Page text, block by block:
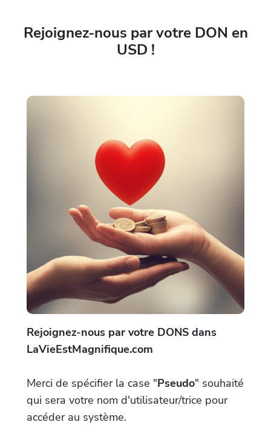
Rejoignez-nous par votre DON en
USD !
Rejoignez-nous par votre DONS dans
LaVieEstMagnifique.com
Merci de spécifier la case "Pseudo" souhaité
qui sera votre nom d'utilisateur/trice pour
accéder au système.